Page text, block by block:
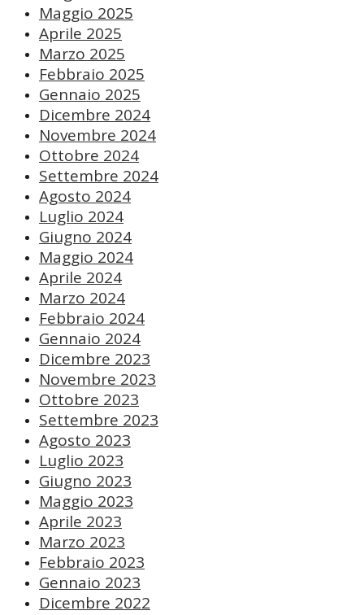
Maggio 2025
Aprile 2025
Marzo 2025
Febbraio 2025
Gennaio 2025
Dicembre 2024
Novembre 2024
Ottobre 2024
Settembre 2024
Agosto 2024
Luglio 2024
Giugno 2024
Maggio 2024
Aprile 2024
Marzo 2024
Febbraio 2024
Gennaio 2024
Dicembre 2023
Novembre 2023
Ottobre 2023
Settembre 2023
Agosto 2023
Luglio 2023
Giugno 2023
Maggio 2023
Aprile 2023
Marzo 2023
Febbraio 2023
Gennaio 2023
Dicembre 2022